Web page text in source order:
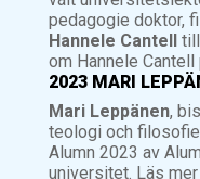
pedagogie doktor,
Hannele Cantelltill
om Hannele
2023 MARI
Mari Leppänen,
teologi och
Alumn 2023 av
universitet. Läs